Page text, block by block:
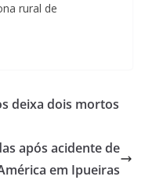
rural de
deixa dois mortos
após acidente de
em Ipueiras